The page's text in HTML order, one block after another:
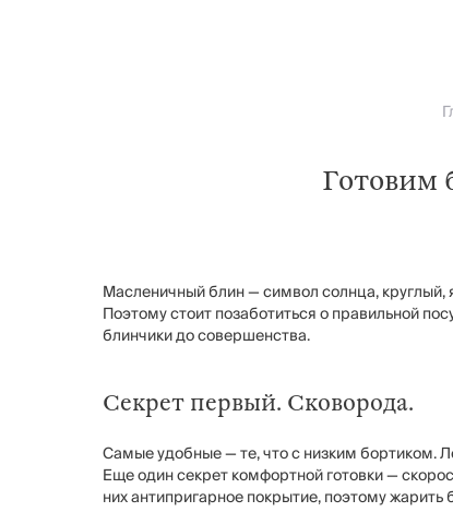
Готовим
Масленичный блин — символ солнца, круглый,
Поэтому стоит позаботиться о правильной
блинчики до совершенства.
Секрет первый. Сковорода.
Самые удобные — те, что с низким бортиком.
Еще один секрет комфортной готовки —
них антипригарное покрытие, поэтому